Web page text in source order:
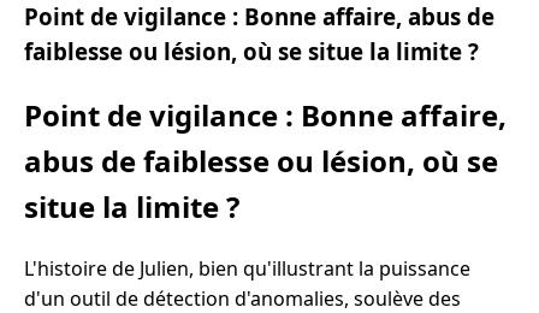
Point de vigilance : Bonne affaire, abus de
faiblesse ou lésion, où se situe la limite ?
Point de vigilance : Bonne affaire,
abus de faiblesse ou lésion, où se
situe la limite ?
L'histoire de Julien, bien qu'illustrant la puissance
d'un outil de détection d'anomalies, soulève des